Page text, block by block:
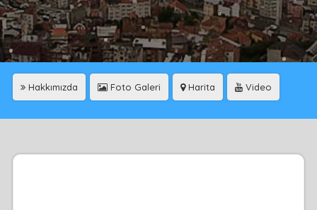
Hakkımızda Foto Galeri Harita Video